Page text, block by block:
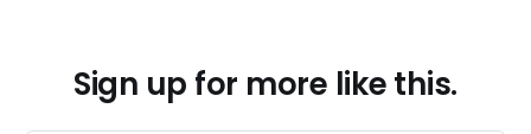
Sign up for more like this.